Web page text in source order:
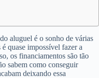
aluguel é o sonho de várias
quase impossível fazer a
os financiamentos são tão
sabem como conseguir
deixando essa